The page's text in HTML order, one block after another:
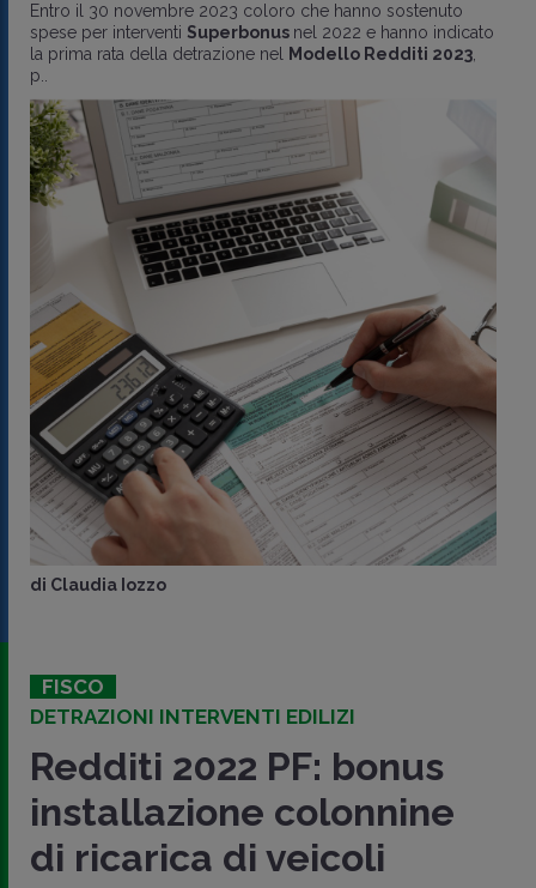
Entro il 30 novembre 2023 coloro che hanno sostenuto
spese per interventi Superbonus nel 2022 e hanno indicato
la prima rata della detrazione nel Modello Redditi 2023,
p..
di Claudia Iozzo
FISCO
DETRAZIONI INTERVENTI EDILIZI
Redditi 2022 PF: bonus
installazione colonnine
di ricarica di veicoli